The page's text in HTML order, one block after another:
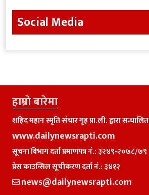
Social Media
हाम्राे बारेमा
शहिद महान स्मृति संचार गृह प्रा.ली. द्वारा सन्चालित
www.dailynewsrapti.com
सूचना विभाग दर्ता प्रमाणपत्र नं.: ३२४९-२०७८/७९
प्रेस काउन्सिल सूचीकरण दर्ता नं.: ३४१२
news@dailynewsrapti.com